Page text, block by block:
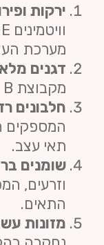
ירקות
מערכת
דגנים
מקבוצת B ומגנזיום.
חלבונים
המספקים
תאי עצב.
שומנים
וזרעים,
התאים.
מזונות